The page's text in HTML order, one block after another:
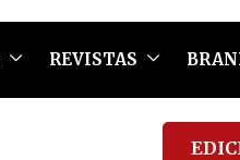
REVISTAS